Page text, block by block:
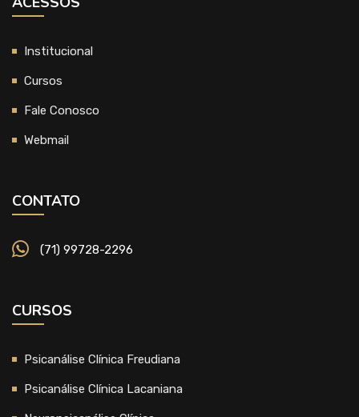
Institucional
Cursos
Fale Conosco
Webmail
CONTATO
(71) 99728-2296
CURSOS
Psicanálise Clínica Freudiana
Psicanálise Clínica Lacaniana